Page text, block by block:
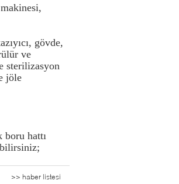
gövde,
ve
sterilizasyon
jöle
boru hattı
>> haber listesi